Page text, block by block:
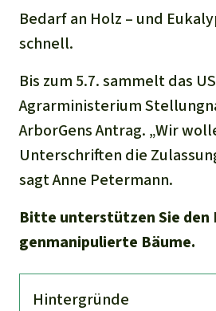
Bedarf an Holz – und
schnell.
Bis zum 5.7. sammelt das
Agrarministerium
ArborGens Antrag. „Wir
Unterschriften die
sagt Anne Petermann.
Bitte unterstützen Sie den
genmanipulierte Bäume.
Hinter­gründe